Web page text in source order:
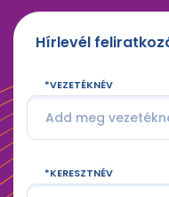
Hírlevél
VEZETÉKNÉV
KERESZTNÉV